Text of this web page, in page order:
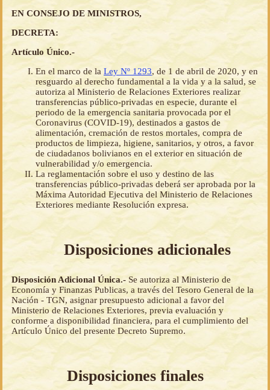
EN CONSEJO DE MINISTROS,
DECRETA:
Artículo Único.-
En el marco de la Ley Nº 1293, de 1 de abril de 2020, y en
resguardo al derecho fundamental a la vida y a la salud, se
autoriza al Ministerio de Relaciones Exteriores realizar
transferencias público-privadas en especie, durante el
periodo de la emergencia sanitaria provocada por el
Coronavirus (COVID-19), destinados a gastos de
alimentación, cremación de restos mortales, compra de
productos de limpieza, higiene, sanitarios, y otros, a favor
de ciudadanos bolivianos en el exterior en situación de
vulnerabilidad y/o emergencia.
La reglamentación sobre el uso y destino de las
transferencias público-privadas deberá ser aprobada por la
Máxima Autoridad Ejecutiva del Ministerio de Relaciones
Exteriores mediante Resolución expresa.
Disposiciones adicionales
Disposición Adicional Única.- Se autoriza al Ministerio de
Economía y Finanzas Publicas, a través del Tesoro General de la
Nación - TGN, asignar presupuesto adicional a favor del
Ministerio de Relaciones Exteriores, previa evaluación y
conforme a disponibilidad financiera, para el cumplimiento del
Artículo Único del presente Decreto Supremo.
Disposiciones finales